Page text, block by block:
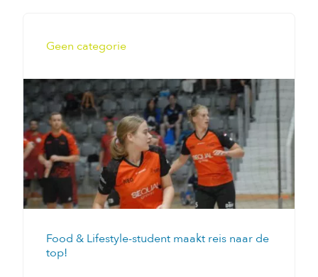
Geen categorie
Food & Lifestyle-student maakt reis naar de
top!